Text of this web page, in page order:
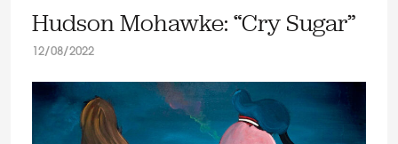
Hudson Mohawke: “Cry Sugar”
12/08/2022